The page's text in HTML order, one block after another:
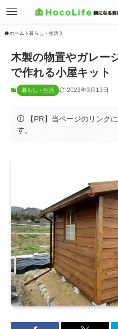
ホーム 暮らし・生活
木製の物置やガレー
で作れる小屋キット
暮らし・生活 2023年3月13日
【PR】当ページのリンク
す。